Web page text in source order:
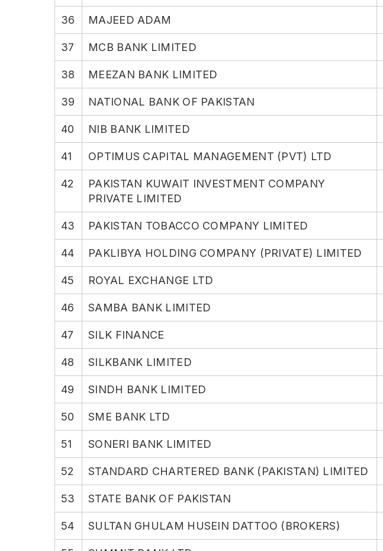
36 MAJEED ADAM
37 MCB BANK LIMITED
38 MEEZAN BANK LIMITED
39 NATIONAL BANK OF PAKISTAN
40 NIB BANK LIMITED
41 OPTIMUS CAPITAL MANAGEMENT (PVT) LTD
42
PAKISTAN KUWAIT INVESTMENT COMPANY
PRIVATE LIMITED
43 PAKISTAN TOBACCO COMPANY LIMITED
44 PAKLIBYA HOLDING COMPANY (PRIVATE) LIMITED
45 ROYAL EXCHANGE LTD
46 SAMBA BANK LIMITED
47 SILK FINANCE
48 SILKBANK LIMITED
49 SINDH BANK LIMITED
50 SME BANK LTD
51 SONERI BANK LIMITED
52 STANDARD CHARTERED BANK (PAKISTAN) LIMITED
53 STATE BANK OF PAKISTAN
54 SULTAN GHULAM HUSEIN DATTOO (BROKERS)